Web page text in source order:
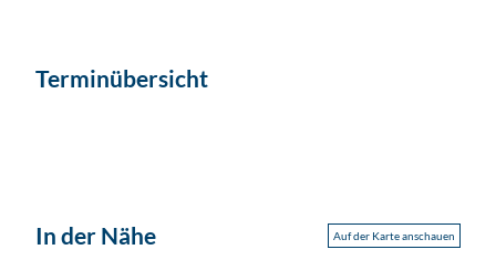
Terminübersicht
In der Nähe Auf der Karte anschauen